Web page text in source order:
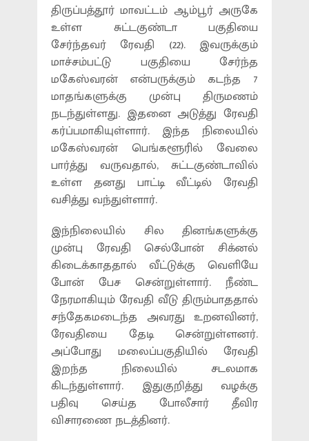
திருப்பத்தூர் மாவட்டம் ஆம்பூர் அருகே
உள்ள சுட்டகுண்டா பகுதியை
சேர்ந்தவர் ரேவதி (22). இவருக்கும்
மாச்சம்பட்டு பகுதியை சேர்ந்த
மகேஸ்வரன் என்பருக்கும் கடந்த 7
மாதங்களுக்கு முன்பு திருமணம்
நடந்துள்ளது. இதனை அடுத்து ரேவதி
கர்ப்பமாகியுள்ளார். இந்த நிலையில்
மகேஸ்வரன் பெங்களூரில் வேலை
பார்த்து வருவதால், சுட்டகுண்டாவில்
உள்ள தனது பாட்டி வீட்டில் ரேவதி
வசித்து வந்துள்ளார்.
இந்நிலையில் சில தினங்களுக்கு
முன்பு ரேவதி செல்போன் சிக்னல்
கிடைக்காததால் வீட்டுக்கு வெளியே
போன் பேச சென்றுள்ளார். நீண்ட
நேரமாகியும் ரேவதி வீடு திரும்பாததால்
சந்தேகமடைந்த அவரது உறனவினர்,
ரேவதியை தேடி சென்றுள்ளனர்.
அப்போது மலைப்பகுதியில் ரேவதி
இறந்த நிலையில் சடலமாக
கிடந்துள்ளார். இதுகுறித்து வழக்கு
பதிவு செய்த போலீசார் தீவிர
விசாரணை நடத்தினர்.